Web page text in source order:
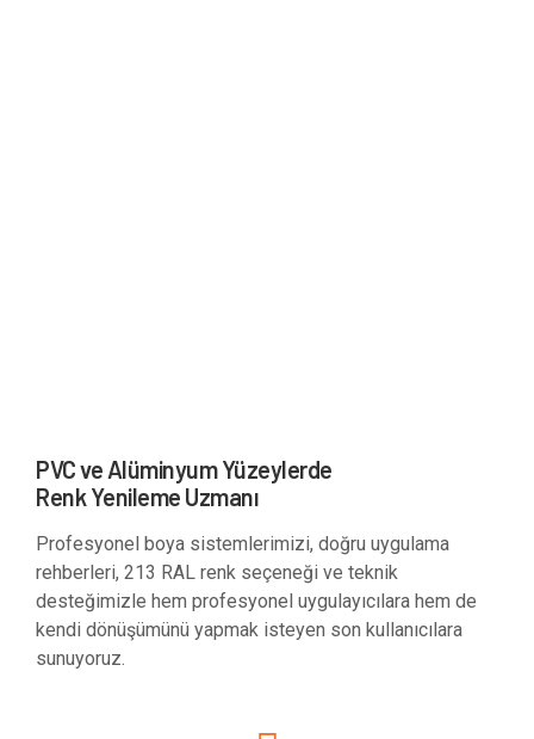
PVC ve Alüminyum Yüzeylerde
Renk Yenileme Uzmanı
Profesyonel boya sistemlerimizi, doğru uygulama
rehberleri, 213 RAL renk seçeneği ve teknik
desteğimizle hem profesyonel uygulayıcılara hem de
kendi dönüşümünü yapmak isteyen son kullanıcılara
sunuyoruz.